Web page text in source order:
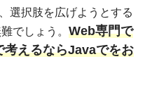
選択肢を広げようとする
でしょう。 Web専門で
考えるならJavaでをお